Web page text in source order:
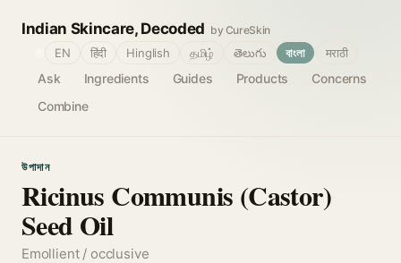
Indian Skincare, Decoded by CureSkin
Ask Ingredients Guides Products
Concerns
Combine
EN हिंदी Hinglish தமிழ் తెలుగు বাংলা मराठी
উপাদান
Ricinus Communis (Castor)
Seed Oil
Emollient / occlusive